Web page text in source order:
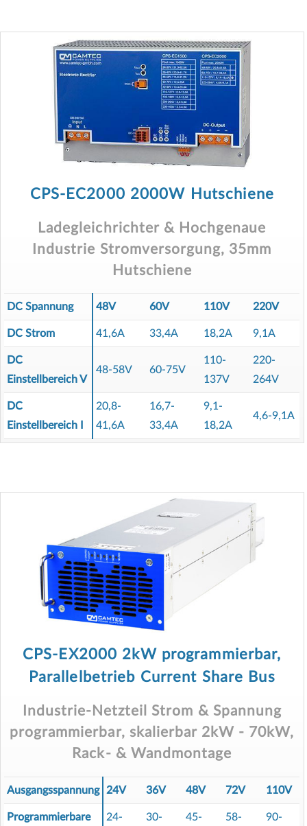
CPS-EC2000 2000W Hutschiene
Ladegleichrichter & Hochgenaue
Industrie Stromversorgung, 35mm
Hutschiene
DC Spannung 48V 60V 110V 220V
DC Strom 41,6A 33,4A 18,2A 9,1A
DC
Einstellbereich V
48-58V 60-75V
110-
137V
220-
264V
DC
Einstellbereich I
20,8-
41,6A
16,7-
33,4A
9,1-
18,2A
4,6-9,1A
CPS-EX2000 2kW programmierbar,
Parallelbetrieb Current Share Bus
Industrie-Netzteil Strom & Spannung
programmierbar, skalierbar 2kW - 70kW,
Rack- & Wandmontage
Ausgangsspannung 24V 36V 48V 72V 110V
Programmierbare
24-
30-
45-
58-
90-